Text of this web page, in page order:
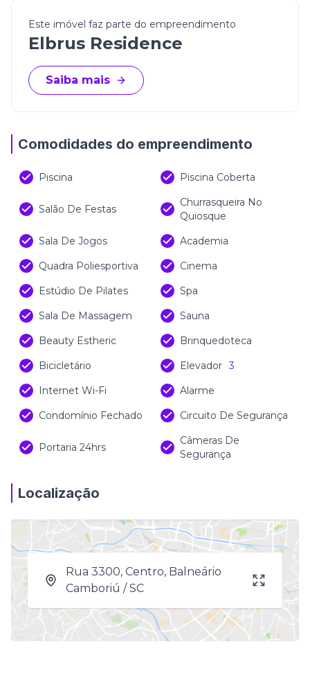
Este imóvel faz parte do empreendimento
Elbrus Residence
Saiba mais
Comodidades do empreendimento
Piscina Piscina Coberta
Salão De Festas
Churrasqueira No
Quiosque
Sala De Jogos
Academia
Quadra Poliesportiva
Cinema
Estúdio De Pilates
Spa
Sala De Massagem
Sauna
Beauty Estheric
Brinquedoteca
Bicicletário
Elevador 3
Internet Wi-Fi
Alarme
Condomínio Fechado
Circuito De Segurança
Portaria 24hrs
Câmeras De
Segurança
Localização
Rua 3300, Centro, Balneário
Camboriú / SC